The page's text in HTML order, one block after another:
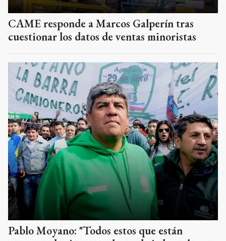
CAME responde a Marcos Galperín tras
cuestionar los datos de ventas minoristas
Pablo Moyano: "Todos estos que están